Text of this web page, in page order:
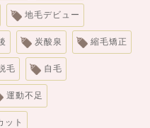
地毛デビュー
炭酸泉 縮毛矯正
毛 自毛
運動不足
ット